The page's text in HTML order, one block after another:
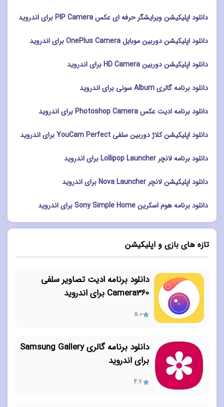
دانلود اپلیکیشن ویرایشگر حرفه ای عکس PIP Camera برای اندروید
دانلود اپلیکیشن دوربین موبایل OnePlus Camera برای اندروید
دانلود اپلیکیشن دوربین HD Camera برای اندروید
دانلود برنامه گالری Album سونی برای اندروید
دانلود برنامه ادیت عکس Photoshop Camera برای اندروید
دانلود اپلیکیشن کلاژ دوربین سلفی YouCam Perfect برای اندروید
دانلود برنامه لانچر Lollipop Launcher برای اندروید
دانلود اپلیکیشن لانچر Nova Launcher برای اندروید
دانلود برنامه هوم اسکرین Sony Simple Home برای اندروید
تازه های بازی و اپلیکیشن
دانلود برنامه ادیت تصاویر سلفی
Camera360 برای اندروید
5.0
دانلود برنامه گالری Samsung Gallery
برای اندروید
4.7